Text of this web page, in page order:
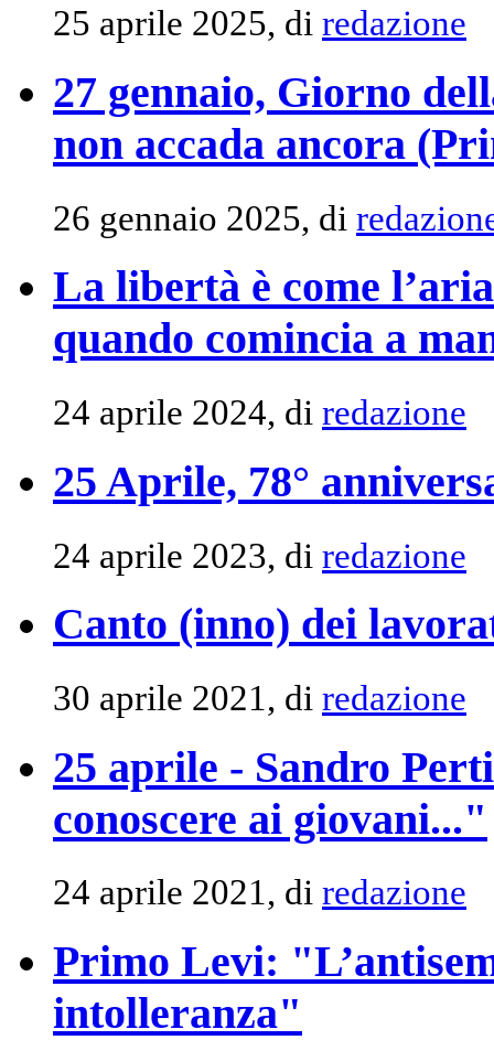
25 aprile 2025, di redazione
27 gennaio, Giorno
non accada ancora
26 gennaio 2025, di
La libertà è come
quando comincia a
24 aprile 2024, di redazione
25 Aprile, 78°
24 aprile 2023, di redazione
Canto (inno) dei
30 aprile 2021, di redazione
25 aprile - Sandro
conoscere ai giovani..."
24 aprile 2021, di redazione
Primo Levi:
intolleranza"